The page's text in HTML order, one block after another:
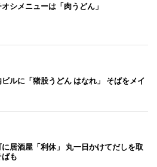
シメニューは「肉うどん」
ルに「猪股うどん はなれ」 そばをメイ
居酒屋「利休」 丸一日かけてだしを取
も